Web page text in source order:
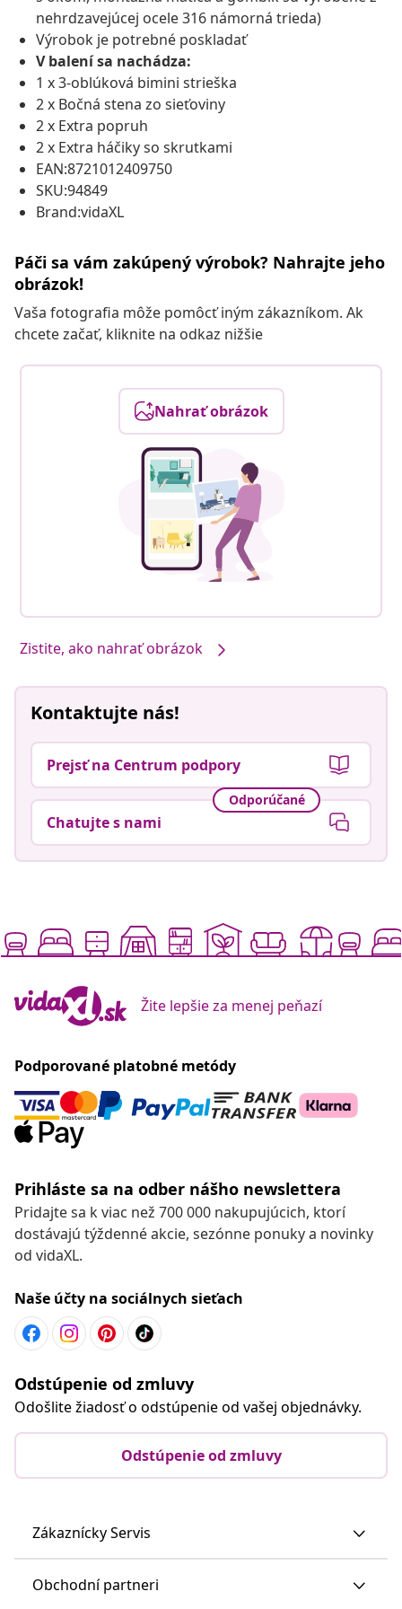
nehrdzavejúcej ocele 316 námorná trieda)
Výrobok je potrebné poskladať
V balení sa nachádza:
1 x 3-oblúková bimini strieška
2 x Bočná stena zo sieťoviny
2 x Extra popruh
2 x Extra háčiky so skrutkami
EAN:8721012409750
SKU:94849
Brand:vidaXL
Páči sa vám zakúpený výrobok? Nahrajte jeho
obrázok!
Vaša fotografia môže pomôcť iným zákazníkom. Ak
chcete začať, kliknite na odkaz nižšie
Nahrať obrázok
Zistite, ako nahrať obrázok
Kontaktujte nás!
Prejsť na Centrum podpory
Odporúčané
Chatujte s nami
Žite lepšie za menej peňazí
Podporované platobné metódy
Prihláste sa na odber nášho newslettera
Pridajte sa k viac než 700 000 nakupujúcich, ktorí
dostávajú týždenné akcie, sezónne ponuky a novinky
od vidaXL.
Naše účty na sociálnych sieťach
Odstúpenie od zmluvy
Odošlite žiadosť o odstúpenie od vašej objednávky.
Odstúpenie od zmluvy
Zákaznícky Servis
Obchodní partneri